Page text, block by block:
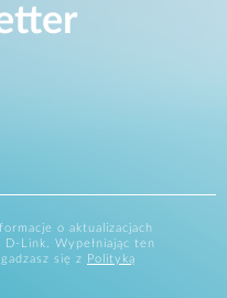
o aktualizacjach
Link. Wypełniając ten
się z
Polityką